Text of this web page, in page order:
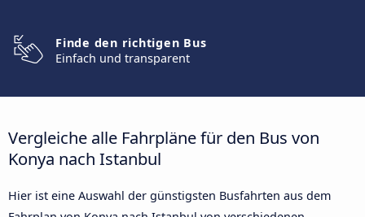
Finde den richtigen Bus
Einfach und transparent
Vergleiche alle Fahrpläne für den Bus von
Konya nach Istanbul
Hier ist eine Auswahl der günstigsten Busfahrten aus dem